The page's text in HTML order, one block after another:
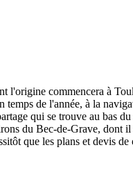
l'origine commencera à
de l'année, à la
qui se trouve au bas
du Bec-de-Grave, dont
que les plans et devis